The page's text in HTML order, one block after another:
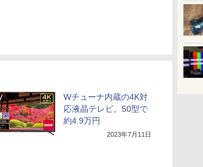
Wチューナ内蔵の4K対
応液晶テレビ。50型で
約4.9万円
2023年7月11日